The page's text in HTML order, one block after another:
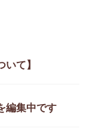
て】
編集中です